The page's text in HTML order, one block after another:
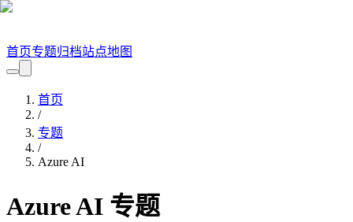
首页专题归档站点地图
首页
/
专题
/
Azure AI
Azure AI 专题